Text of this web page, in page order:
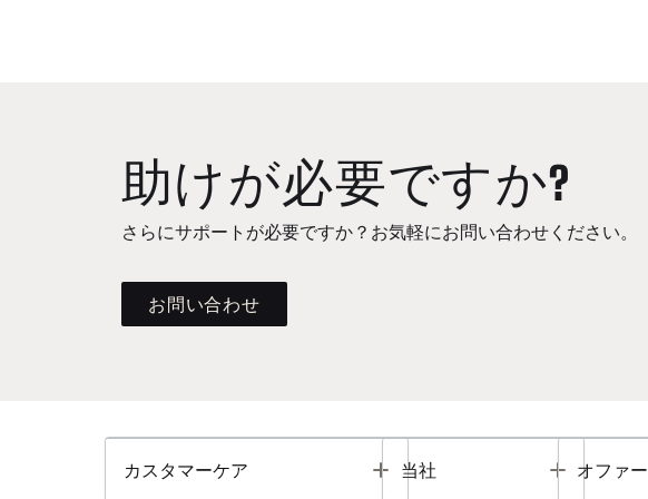
助けが必要ですか?
さらにサポートが必要ですか？お気軽にお問い合わせください。
お問い合わせ
カスタマーケア Toggle
当社 Toggle
オファー